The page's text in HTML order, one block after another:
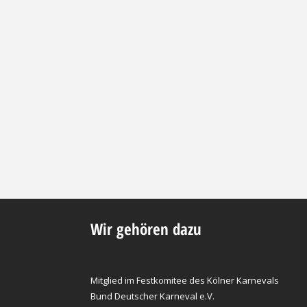
Wir gehören dazu
Mitglied im Festkomitee des Kölner Karnevals
Bund Deutscher Karneval e.V.